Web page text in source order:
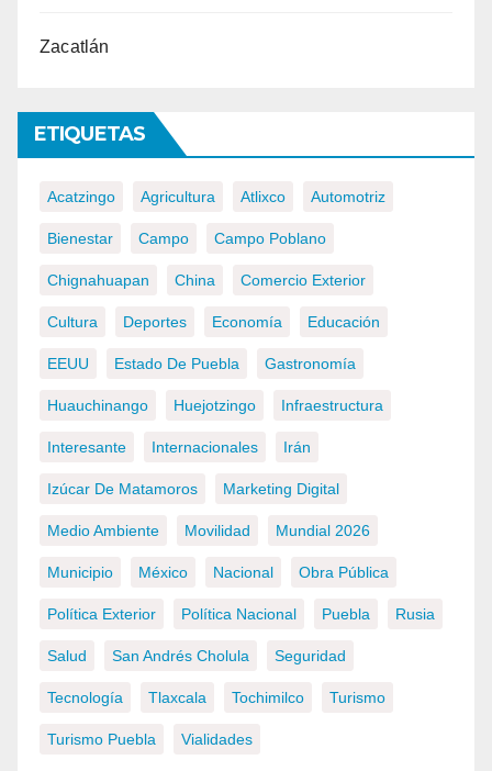
Zacatlán
ETIQUETAS
Acatzingo Agricultura Atlixco Automotriz
Bienestar Campo Campo Poblano
Chignahuapan China Comercio Exterior
Cultura Deportes Economía Educación
EEUU Estado De Puebla Gastronomía
Huauchinango Huejotzingo Infraestructura
Interesante Internacionales Irán
Izúcar De Matamoros Marketing Digital
Medio Ambiente Movilidad Mundial 2026
Municipio México Nacional Obra Pública
Política Exterior Política Nacional Puebla Rusia
Salud San Andrés Cholula Seguridad
Tecnología Tlaxcala Tochimilco Turismo
Turismo Puebla Vialidades